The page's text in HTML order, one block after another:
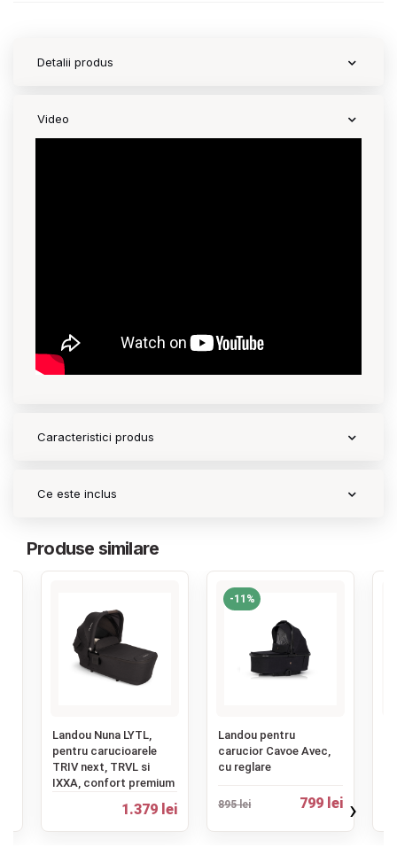
Detalii produs
Video
Caracteristici produs
Ce este inclus
Produse similare
Landou Nuna LYTL,
pentru carucioarele
TRIV next, TRVL si
IXXA, confort premium
1.379 lei
-11%
Landou pentru
carucior Cavoe Avec,
cu reglare
895 lei 799 lei ›